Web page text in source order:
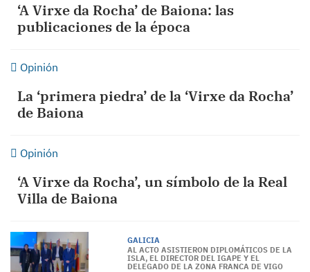
‘A Virxe da Rocha’ de Baiona: las
publicaciones de la época
Opinión
La ‘primera piedra’ de la ‘Virxe da Rocha’
de Baiona
Opinión
‘A Virxe da Rocha’, un símbolo de la Real
Villa de Baiona
GALICIA
AL ACTO ASISTIERON DIPLOMÁTICOS DE LA
ISLA, EL DIRECTOR DEL IGAPE Y EL
DELEGADO DE LA ZONA FRANCA DE VIGO